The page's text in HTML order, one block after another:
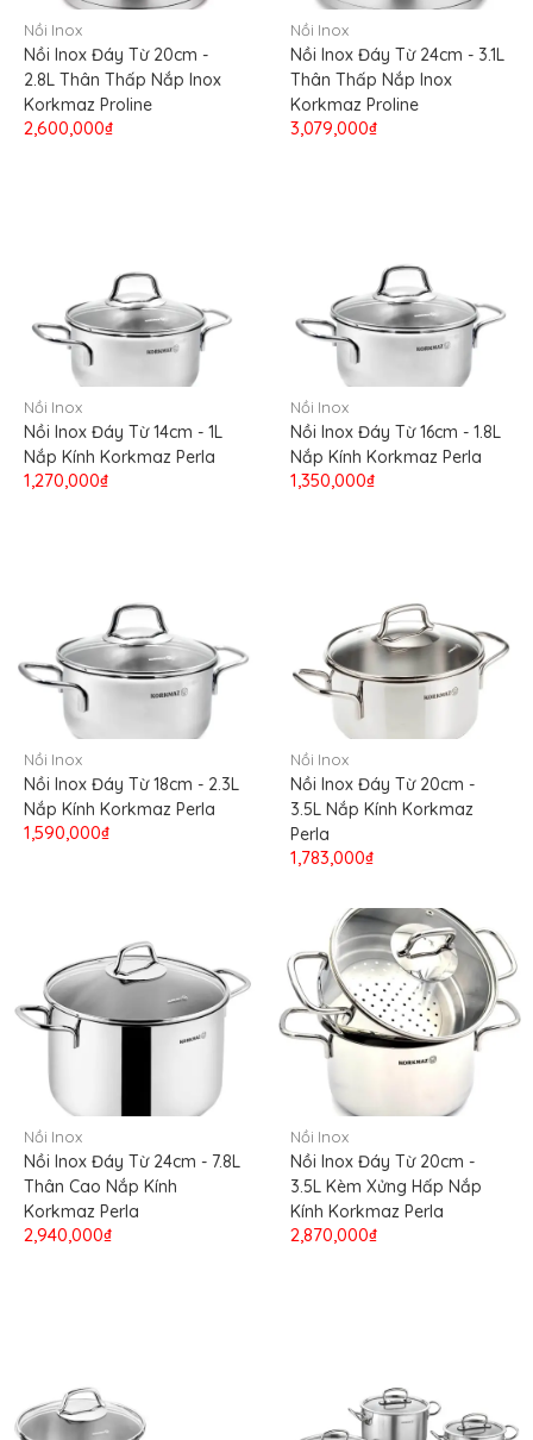
Nồi Inox
Nồi Inox Đáy Từ 20cm -
2.8L Thân Thấp Nắp Inox
Korkmaz Proline
2,600,000₫
Nồi Inox
Nồi Inox Đáy Từ 24cm - 3.1L
Thân Thấp Nắp Inox
Korkmaz Proline
3,079,000₫
Nồi Inox
Nồi Inox Đáy Từ 14cm - 1L
Nắp Kính Korkmaz Perla
1,270,000₫
Nồi Inox
Nồi Inox Đáy Từ 16cm - 1.8L
Nắp Kính Korkmaz Perla
1,350,000₫
Nồi Inox
Nồi Inox Đáy Từ 18cm - 2.3L
Nắp Kính Korkmaz Perla
1,590,000₫
Nồi Inox
Nồi Inox Đáy Từ 20cm -
3.5L Nắp Kính Korkmaz
Perla
1,783,000₫
Nồi Inox
Nồi Inox Đáy Từ 24cm - 7.8L
Thân Cao Nắp Kính
Korkmaz Perla
2,940,000₫
Nồi Inox
Nồi Inox Đáy Từ 20cm -
3.5L Kèm Xửng Hấp Nắp
Kính Korkmaz Perla
2,870,000₫